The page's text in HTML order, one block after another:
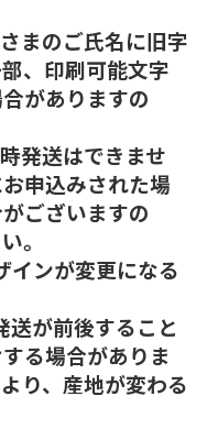
まのご氏名に旧字
、印刷可能文字
がありますの
発送はできませ
申込みされた場
ございますの
。
インが変更になる
送が前後すること
る場合がありま
り、産地が変わる